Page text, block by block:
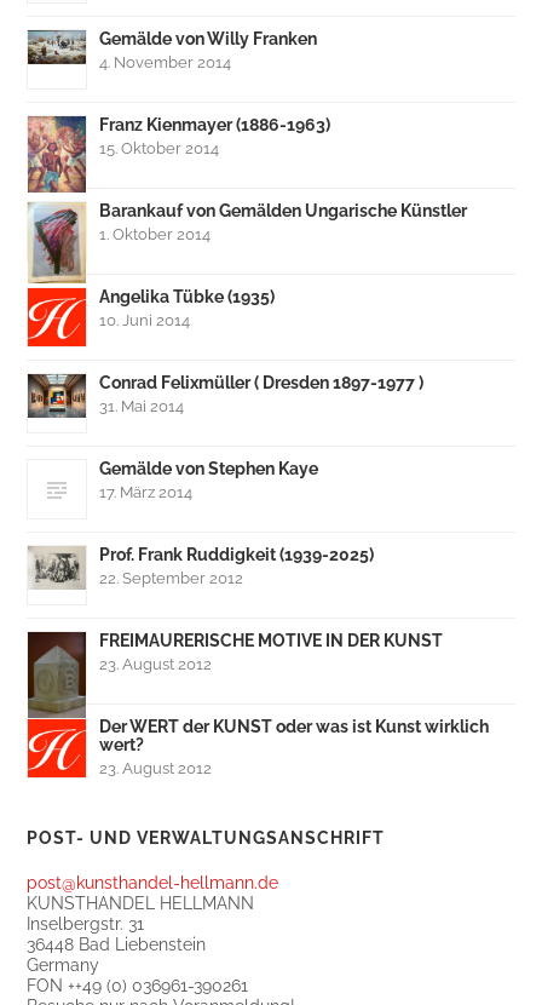
Gemälde von Willy Franken
4. November 2014
Franz Kienmayer (1886-1963)
15. Oktober 2014
Barankauf von Gemälden Ungarische Künstler
1. Oktober 2014
Angelika Tübke (1935)
10. Juni 2014
Conrad Felixmüller ( Dresden 1897-1977 )
31. Mai 2014
Gemälde von Stephen Kaye
17. März 2014
Prof. Frank Ruddigkeit (1939-2025)
22. September 2012
FREIMAURERISCHE MOTIVE IN DER KUNST
23. August 2012
Der WERT der KUNST oder was ist Kunst wirklich
wert?
23. August 2012
POST- UND VERWALTUNGSANSCHRIFT
post@kunsthandel-hellmann.de
KUNSTHANDEL HELLMANN
Inselbergstr. 31
36448 Bad Liebenstein
Germany
FON ++49 (0) 036961-390261